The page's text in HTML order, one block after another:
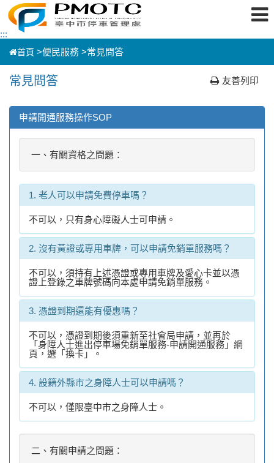
跳
:::
首頁 >便民服務 >常見問答
常見問答 友善列印
申請開通服務操作SOP
一、有關資格之問題：
1. 老人可以申請免費停車嗎？
不可以，只有身心障礙人士可申請。
2. 沒有黃證或專用車牌，可以申請免銷單服務嗎？
不可以，須持有上述憑證或專用車牌及愛心卡並以憑
證上登錄之車牌號碼向本處申請免銷單服務。
3. 憑證到期還能有優惠嗎？
不可以，憑證到期後須重新至社會局申請，並再於
「身障人士進出停車場免銷單服務-申請開通服務」網
頁，選「換卡」。
4. 設籍外縣市之身障人士可以申請嗎？
不可以，僅限臺中市之身障人士。
二、有關申請之問題：